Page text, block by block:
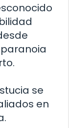
se
en